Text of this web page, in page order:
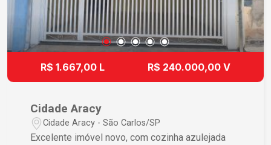
R$ 1.667,00 L R$ 240.000,00 V
Cidade Aracy
Cidade Aracy - São Carlos/SP
Excelente imóvel novo, com cozinha azulejada